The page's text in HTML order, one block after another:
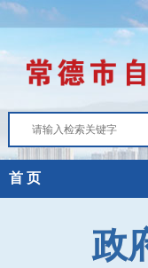
首 页
政